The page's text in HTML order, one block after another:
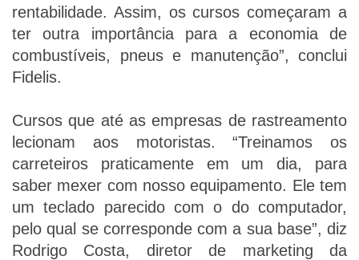
rentabilidade. Assim, os cursos começaram a
ter outra importância para a economia de
combustíveis, pneus e manutenção”, conclui
Fidelis.
Cursos que até as empresas de rastreamento
lecionam aos motoristas. “Treinamos os
carreteiros praticamente em um dia, para
saber mexer com nosso equipamento. Ele tem
um teclado parecido com o do computador,
pelo qual se corresponde com a sua base”, diz
Rodrigo Costa, diretor de marketing da